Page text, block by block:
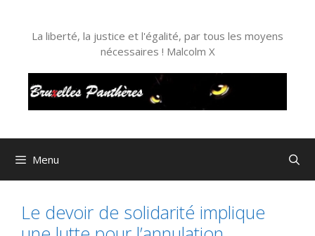
contenuLa liberté, la justice et l'égalité, par tous les moyens
nécessaires ! Malcolm X
Menu
Le devoir de solidarité implique